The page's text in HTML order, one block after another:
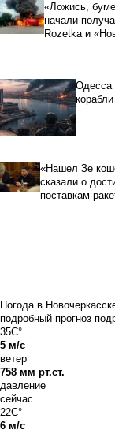
«Ложись,
начали
Rozetka и
Одесса
«Нашел Зе
сказали о
поставкам
Погода в
подробный прогноз
35C°
5 м/с
ветер
758 мм рт.ст.
давление
сейчас
22C°
6 м/с